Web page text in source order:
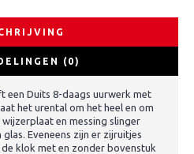
(0)
een Duits 8-daags uurwerk met
het urental om het heel en om
en messing slinger
Eveneens zijn er zijruitjes
klok met en zonder bovenstuk